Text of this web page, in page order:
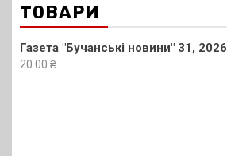
ТОВАРИ
Газета "Бучанські новини" 31, 2026
20.00 ₴